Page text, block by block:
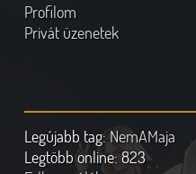
Profilom
Privát üzenetek
Legújabb tag:NemAMaja
Legtöbb online:823